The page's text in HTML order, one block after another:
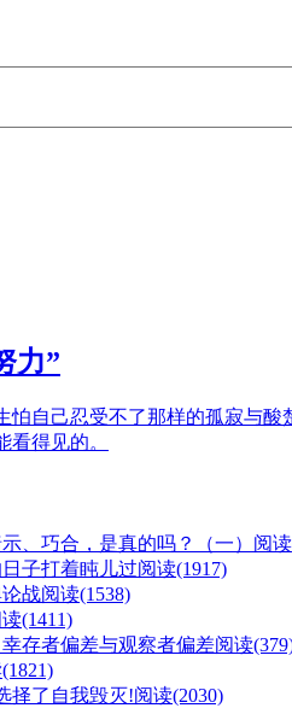
力”
怕自己忍受不了那样的孤寂与
得见的。
、巧合，是真的吗？（一） 阅
子打着盹儿过阅读(1917)
战阅读(1538)
(1411)
存者偏差与观察者偏差阅读
择了自我毁灭!阅读(2030)